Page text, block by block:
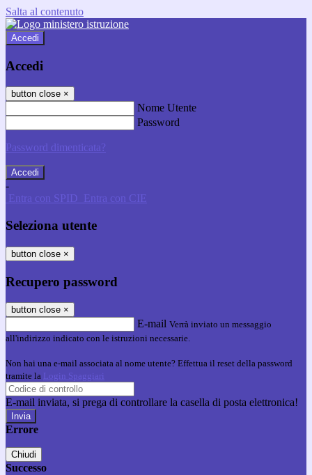
Salta al contenuto
Accedi
Accedi
button close ×
Nome Utente
Password
Password dimenticata?
-
Entra con SPID Entra con CIE
Seleziona utente
button close ×
Recupero password
button close ×
E-mail Verrà inviato un messaggio
all'indirizzo indicato con le istruzioni necessarie.
Non hai una e-mail associata al nome utente? Effettua il reset della password
tramite la Login Spaggiari
E-mail inviata, si prega di controllare la casella di posta elettronica!
Errore
Chiudi
Successo